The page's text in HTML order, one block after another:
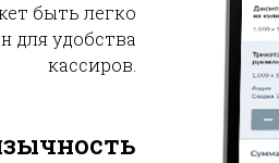
быть легко
для удобства
кассиров.